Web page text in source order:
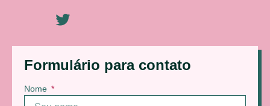
Formulário para contato
Nome